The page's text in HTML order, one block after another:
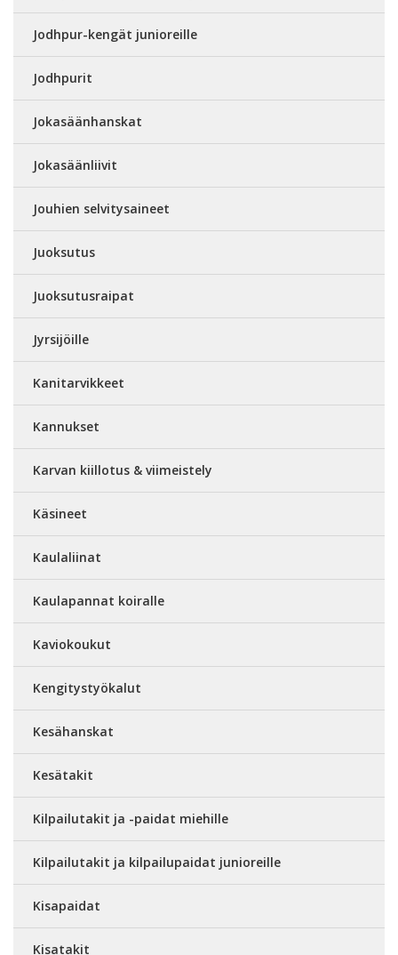
Jodhpur-kengät junioreille
Jodhpurit
Jokasäänhanskat
Jokasäänliivit
Jouhien selvitysaineet
Juoksutus
Juoksutusraipat
Jyrsijöille
Kanitarvikkeet
Kannukset
Karvan kiillotus & viimeistely
Käsineet
Kaulaliinat
Kaulapannat koiralle
Kaviokoukut
Kengitystyökalut
Kesähanskat
Kesätakit
Kilpailutakit ja -paidat miehille
Kilpailutakit ja kilpailupaidat junioreille
Kisapaidat
Kisatakit